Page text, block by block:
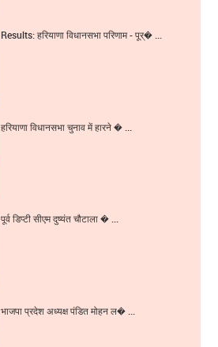
Results: हरियाणा विधानसभा परिणाम - पूर्� ...
हरियाणा विधानसभा चुनाव में हारने � ...
पूर्व डिप्टी सीएम दुष्यंत चौटाला � ...
भाजपा प्रदेश अध्यक्ष पंडित मोहन ल� ...